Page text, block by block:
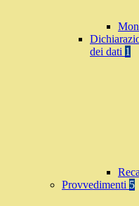
dei dati 1
Provvedimenti 5